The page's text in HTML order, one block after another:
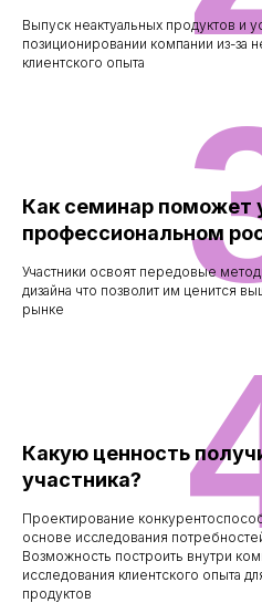
Выпуск неактуальных продуктов и
позиционировании компании из-за
клиентского опыта
Как семинар поможет
профессиональном
Участники освоят передовые
дизайна что позволит им ценится
рынке
Какую ценность
участника?
Проектирование
основе исследования
Возможность построить внутри
исследования клиентского опыта
продуктов